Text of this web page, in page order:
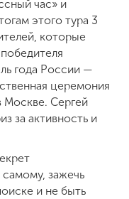
час» и
этого тура 3
которые
года России —
церемония
Москве. Сергей
за активность и
зажечь
и не быть